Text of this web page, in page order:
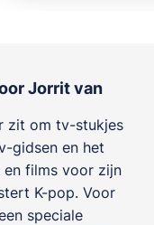
Jorrit van
zit om tv-stukjes
gidsen en het
en films voor zijn
K-pop. Voor
speciale